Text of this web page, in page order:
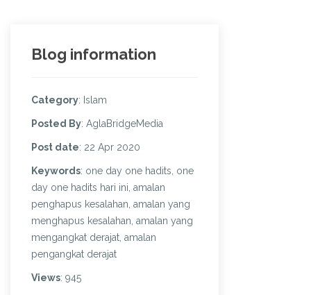
Blog information
Category: Islam
Posted By: AglaBridgeMedia
Post date: 22 Apr 2020
Keywords: one day one hadits, one
day one hadits hari ini, amalan
penghapus kesalahan, amalan yang
menghapus kesalahan, amalan yang
mengangkat derajat, amalan
pengangkat derajat
Views: 945